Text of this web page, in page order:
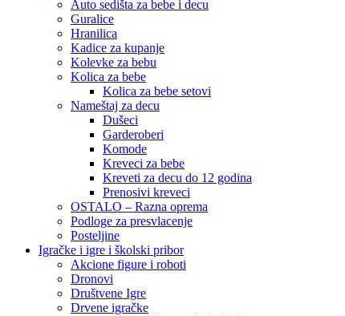
Auto sedišta za bebe i decu
Guralice
Hranilica
Kadice za kupanje
Kolevke za bebu
Kolica za bebe
Kolica za bebe setovi
Nameštaj za decu
Dušeci
Garderoberi
Komode
Kreveci za bebe
Kreveti za decu do 12 godina
Prenosivi kreveci
OSTALO – Razna oprema
Podloge za presvlacenje
Posteljine
Igračke i igre i školski pribor
Akcione figure i roboti
Dronovi
Društvene Igre
Drvene igračke